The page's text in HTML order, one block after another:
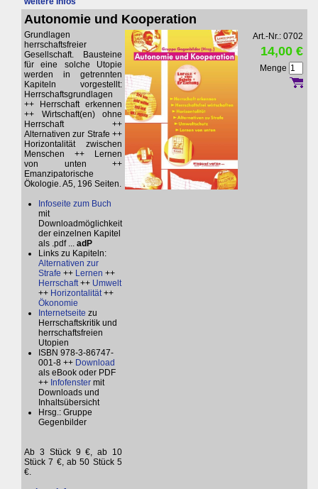
Autonomie und Kooperation
Grundlagen
herrschaftsfreier
Gesellschaft. Bausteine
für eine solche Utopie
werden in getrennten
Kapiteln vorgestellt:
Herrschaftsgrundlagen
++ Herrschaft erkennen
++ Wirtschaft(en) ohne
Herrschaft ++
Alternativen zur Strafe ++
Horizontalität zwischen
Menschen ++ Lernen
von unten ++
Emanzipatorische
Ökologie. A5, 196 Seiten.
Infoseite zum Buch
mit
Downloadmöglichkeit
der einzelnen Kapitel
als .pdf ... adP
Links zu Kapiteln:
Alternativen zur
Strafe ++ Lernen ++
Herrschaft++ Umwelt
++ Horizontalität++
Ökonomie
Internetseite zu
Herrschaftskritik und
herrschaftsfreien
Utopien
ISBN 978-3-86747-
001-8 ++ Download
als eBook oder PDF
++ Infofenster mit
Downloads und
Inhaltsübersicht
Hrsg.: Gruppe
Gegenbilder
Ab 3 Stück 9 €, ab 10
Stück 7 €, ab 50 Stück 5
€.
Art.-Nr.: 0702
14,00 €
Menge